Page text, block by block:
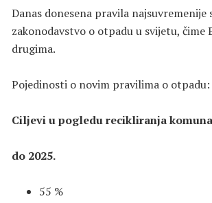
Danas donesena pravila najsuvremenije
zakonodavstvo o otpadu u svijetu, čime
drugima.
Pojedinosti o novim pravilima o otpadu:
Ciljevi u pogledu recikliranja
do 2025.
55 %